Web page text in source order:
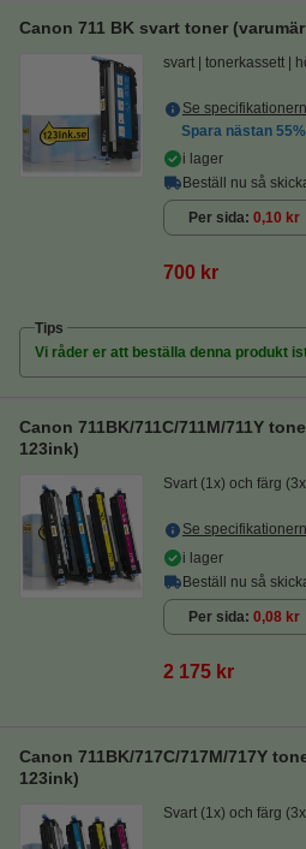
Canon 711 BK svart toner
svart tonerkassett
Se
Spara nästan 55%
i lager
Beställ nu så
Per sida 0,10 kr
700 kr
Tips
Vi råder er att beställa denna produkt
Canon 711BK/711C/711M/711Y
123ink)
Svart (1x) och färg
Se
i lager
Beställ nu så
Per sida 0,08 kr
2 175 kr
Canon 711BK/717C/717M/717Y
123ink)
Svart (1x) och färg